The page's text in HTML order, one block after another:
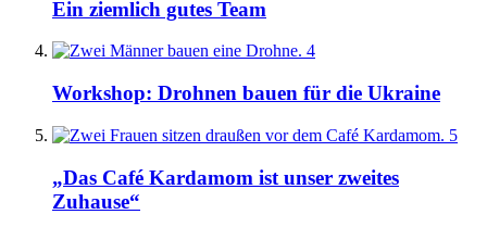
Ein ziemlich gutes Team
4
Workshop: Drohnen bauen für die Ukraine
5
„Das Café Kardamom ist unser zweites
Zuhause“